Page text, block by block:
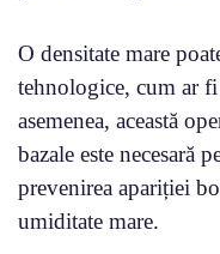
O densitate mare
tehnologice, cum ar
asemenea, această
bazale este necesară
prevenirea apariției
umiditate mare.